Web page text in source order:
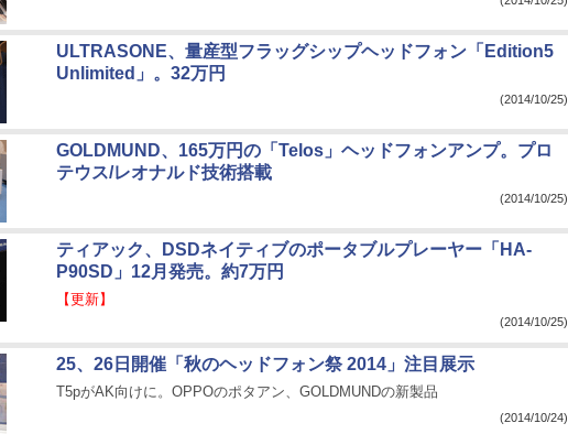
ULTRASONE、量産型フラッグシップヘッドフォン「Edition5
Unlimited」。32万円
(2014/10/25)
GOLDMUND、165万円の「Telos」ヘッドフォンアンプ。プロ
テウス/レオナルド技術搭載
(2014/10/25)
ティアック、DSDネイティブのポータブルプレーヤー「HA-
P90SD」12月発売。約7万円
【更新】
(2014/10/25)
25、26日開催「秋のヘッドフォン祭 2014」注目展示
T5pがAK向けに。OPPOのポタアン、GOLDMUNDの新製品
(2014/10/24)